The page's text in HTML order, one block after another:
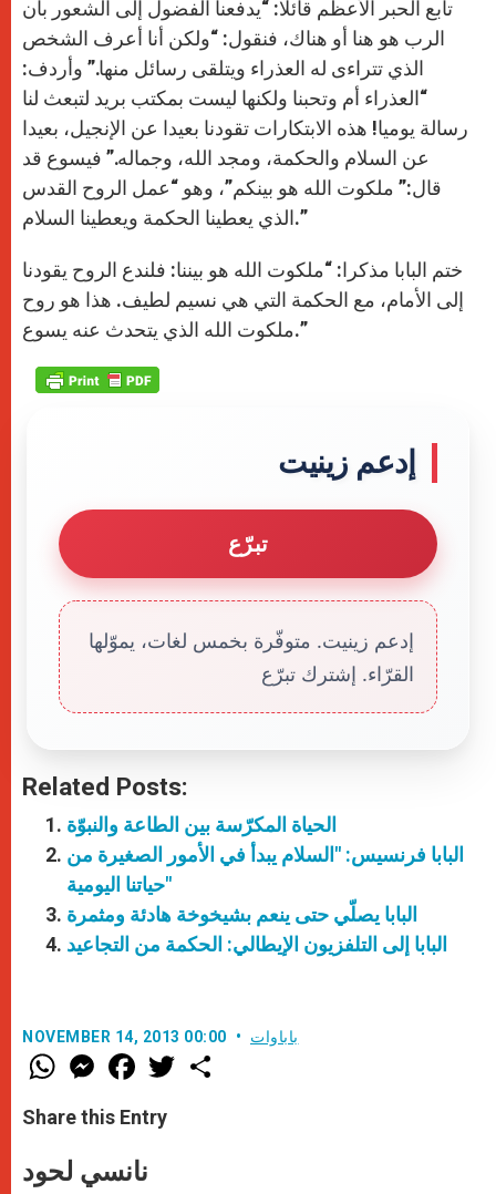
تابع الحبر الأعظم قائلا: “يدفعنا الفضول إلى الشعور بأن
الرب هو هنا أو هناك، فنقول: “ولكن أنا أعرف الشخص
الذي تتراءى له العذراء ويتلقى رسائل منها.” وأردف:
“العذراء أم وتحبنا ولكنها ليست بمكتب بريد لتبعث لنا
رسالة يوميا! هذه الابتكارات تقودنا بعيدا عن الإنجيل، بعيدا
عن السلام والحكمة، ومجد الله، وجماله.” فيسوع قد
قال:” ملكوت الله هو بينكم”، وهو “عمل الروح القدس
الذي يعطينا الحكمة ويعطينا السلام.”
ختم البابا مذكرا: “ملكوت الله هو بيننا: فلندع الروح يقودنا
إلى الأمام، مع الحكمة التي هي نسيم لطيف. هذا هو روح
ملكوت الله الذي يتحدث عنه يسوع.”
إدعم زينيت
تبرّع
إدعم زينيت. متوفّرة بخمس لغات، يموّلها
القرّاء. إشترك تبرّع
Related Posts:
الحياة المكرّسة بين الطاعة والنبوّة
البابا فرنسيس: "السلام يبدأ في الأمور الصغيرة من
حياتنا اليومية"
البابا يصلّي حتى ينعم بشيخوخة هادئة ومثمرة
البابا إلى التلفزيون الإيطالي: الحكمة من التجاعيد
NOVEMBER 14, 2013 00:00 باباوات
W
h
t
s
p
p
M
e
s
e
e
F
a
e
b
o
k
w
Share this Entry
نانسي لحود